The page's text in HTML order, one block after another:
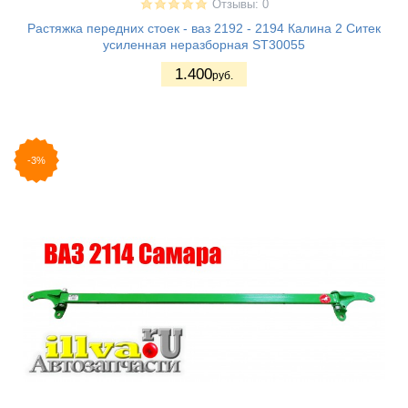
Отзывы: 0
Растяжка передних стоек - ваз 2192 - 2194 Калина 2 Ситек
усиленная неразборная ST30055
1.400руб.
-3%